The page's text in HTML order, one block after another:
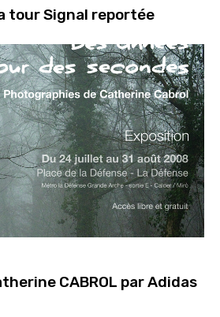
tour Signal reportée
CABROL par Adidas